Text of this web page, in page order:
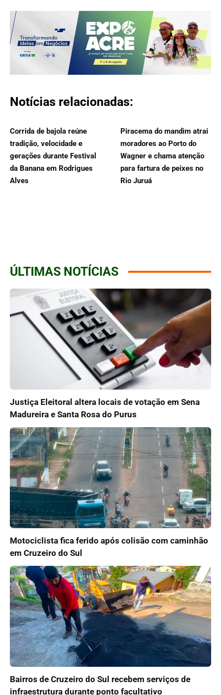
Notícias relacionadas:
Corrida de bajola reúne
tradição, velocidade e
gerações durante Festival
da Banana em Rodrigues
Alves
Piracema do mandim atrai
moradores ao Porto do
Wagner e chama atenção
para fartura de peixes no
Rio Juruá
ÚLTIMAS NOTÍCIAS
Justiça Eleitoral altera locais de votação em Sena
Madureira e Santa Rosa do Purus
Motociclista fica ferido após colisão com caminhão
em Cruzeiro do Sul
Bairros de Cruzeiro do Sul recebem serviços de
infraestrutura durante ponto facultativo